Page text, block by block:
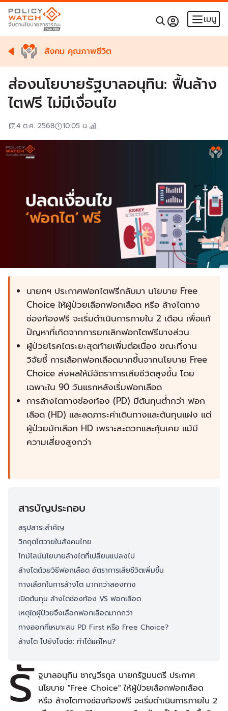
เมนู
สังคม คุณภาพชีวิต
ส่องนโยบายรัฐบาลอนุทิน: ฟื้นล้าง
ไตฟรี ไม่มีเงื่อนไข
4 ต.ค. 2568 10:05 น.
นายกฯ ประกาศฟอกไตฟรีกลับมา นโยบาย Free
Choice ให้ผู้ป่วยเลือกฟอกเลือด หรือ ล้างไตทาง
ช่องท้องฟรี จะเริ่มดำเนินการภายใน 2 เดือน เพื่อแก้
ปัญหาที่เกิดจากการยกเลิกฟอกไตฟรีบางส่วน
ผู้ป่วยโรคไตระยะสุดท้ายเพิ่มต่อเนื่อง ขณะที่งาน
วิจัยชี้ การเลือกฟอกเลือดมากขึ้นจากนโยบาย Free
Choice ส่งผลให้มีอัตราการเสียชีวิตสูงขึ้น โดย
เฉพาะใน 90 วันแรกหลังเริ่มฟอกเลือด
การล้างไตทางช่องท้อง (PD) มีต้นทุนต่ำกว่า ฟอก
เลือด (HD) และลดภาระค่าเดินทางและต้นทุนแฝง แต่
ผู้ป่วยมักเลือก HD เพราะสะดวกและคุ้นเคย แม้มี
ความเสี่ยงสูงกว่า
สารบัญประกอบ
สรุปสาระสำคัญ
วิกฤตไตวายในสังคมไทย
ไทม์ไลน์นโยบายล้างไตที่เปลี่ยนแปลงไป
ล้างไตด้วยวิธีฟอกเลือด อัตราการเสียชีวิตเพิ่มขึ้น
ทางเลือกในการล้างไต มากกว่าสองทาง
เปิดต้นทุน ล้างไตช่องท้อง VS ฟอกเลือด
เหตุใดผู้ป่วยจึงเลือกฟอกเลือดมากกว่า
ทางออกที่เหมาะสม PD First หรือ Free Choice?
ล้างไต ไปยังไงต่อ: ทำได้แค่ไหน?
รั ฐบาลอนุทิน ชาญวีรกูล นายกรัฐมนตรี ประกาศ
นโยบาย "Free Choice" ให้ผู้ป่วยเลือกฟอกเลือด
หรือ ล้างไตทางช่องท้องฟรี จะเริ่มดำเนินการภายใน 2